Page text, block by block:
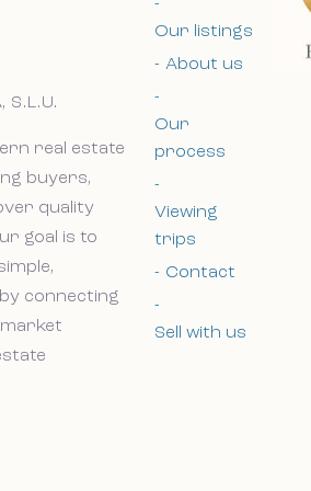
privacy policy and the terms and
privacy policy and the terms and
S.L.U.
real estate
buyers,
quality
goal is to
connecting
Our listings
About us
Our
process
Viewing
trips
Contact
Sell with us